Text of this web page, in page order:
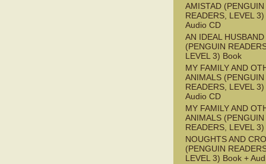
AMISTAD (PENGUIN
READERS, LEVEL
Audio CD
AN IDEAL HUSBAND
(PENGUIN
LEVEL 3) Book
MY FAMILY AND
ANIMALS (PENGUIN
READERS, LEVEL
Audio CD
MY FAMILY AND
ANIMALS (PENGUIN
READERS, LEVEL
NOUGHTS AND
(PENGUIN
LEVEL 3) Book +